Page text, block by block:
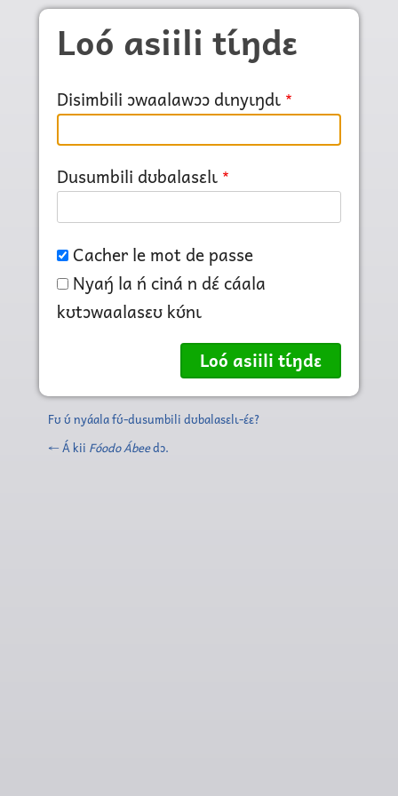
Skip to main content
Loó asiili tɩ́ŋdɛ
Disimbili ɔwaalawɔɔ dɩnyɩŋdɩ
Dusumbili dʊbalasɛlɩ
Cacher le mot de passe
Nyaŋ́ la ń ciná n dɛ́ cáala
kʊtɔwaalasɛʊ kʊ́nɩ
Fʊ ʊ́ nyáala fʊ́-dusumbili dʊbalasɛlɩ-ɛ́ɛ?
← Á kii Fóodo Ábeedɔ.